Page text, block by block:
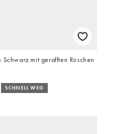
Schwarz mit gerafften Rüschen
SCHNELL WEG